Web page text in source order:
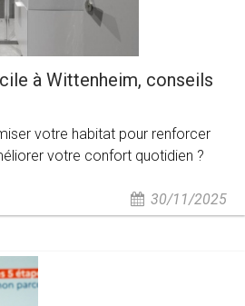
à Wittenheim, conseils
votre habitat pour renforcer
votre confort quotidien ?
30/11/2025